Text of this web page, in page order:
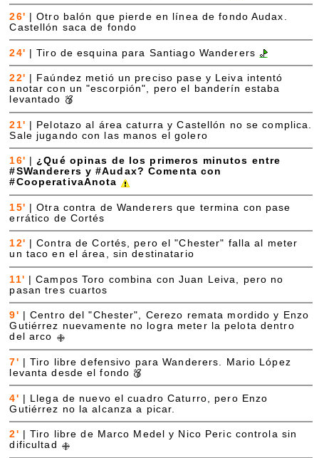
26' |Otro balón que pierde en línea de fondo Audax.
Castellón saca de fondo
24' |Tiro de esquina para Santiago Wanderers
22'
Faúndez metió un preciso pase y Leiva intentó
anotar con un "escorpión", pero el banderín estaba
levantado
21' | Pelotazo al área caturra y Castellón no se complica.
Sale jugando con las manos el golero
16' |¿Qué opinas de los primeros minutos entre
#SWanderers y #Audax? Comenta con
#CooperativaAnota
15' |Otra contra de Wanderers que termina con pase
errático de Cortés
12' |Contra de Cortés, pero el "Chester" falla al meter
un taco en el área, sin destinatario
11' |Campos Toro combina con Juan Leiva, pero no
pasan tres cuartos
9' |Centro del "Chester", Cerezo remata mordido y Enzo
Gutiérrez nuevamente no logra meter la pelota dentro
del arco
7' |Tiro libre defensivo para Wanderers. Mario López
levanta desde el fondo
4' | Llega de nuevo el cuadro Caturro, pero Enzo
Gutiérrez no la alcanza a picar.
2' |Tiro libre de Marco Medel y Nico Peric controla sin
dificultad